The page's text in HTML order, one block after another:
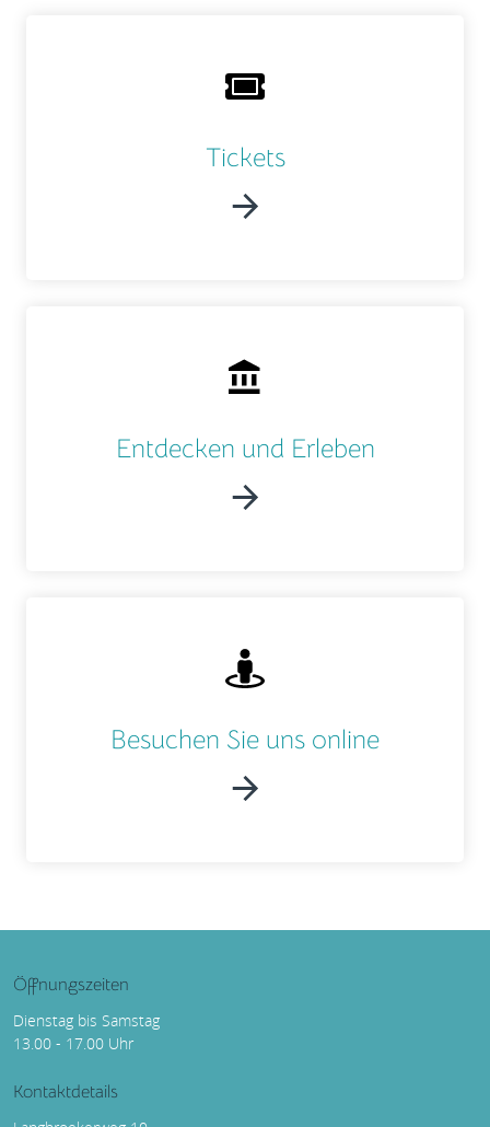
Tickets
Entdecken und Erleben
Besuchen Sie uns online
Öffnungszeiten
Dienstag bis Samstag
13.00 - 17.00 Uhr
Kontaktdetails